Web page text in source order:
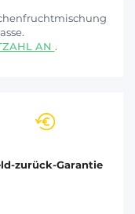
AN .
zurück-Garantie